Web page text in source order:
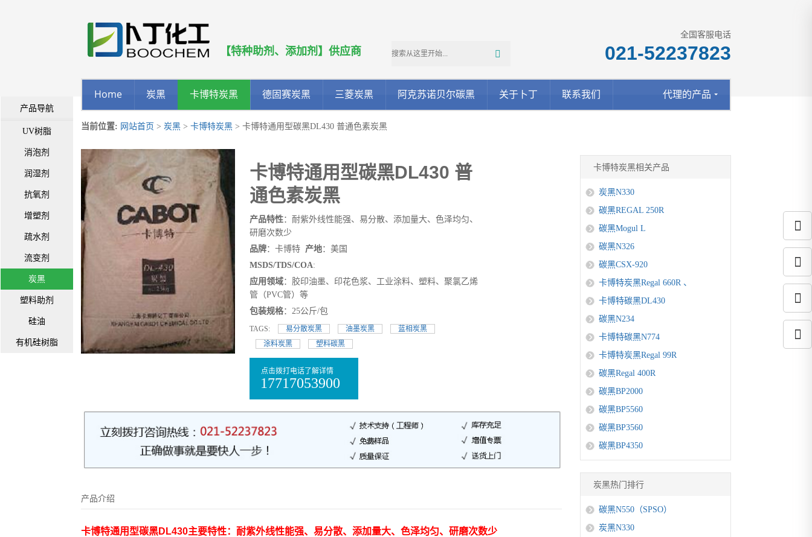
【特种助剂、添加剂】供应商
全国客服电话
021-52237823
Home 炭黑 卡博特炭黑 德固赛炭黑 三菱炭黑 阿克苏诺贝尔碳黑 关于卜丁 联系我们 代理的产品
当前位置: 网站首页 >炭黑 >卡博特炭黑 > 卡博特通用型碳黑DL430 普通色素炭黑
卡博特通用型碳黑DL430 普
通色素炭黑
产品特性：耐紫外线性能强、易分散、添加量大、色泽均匀、
研磨次数少
品牌：卡博特 产地：美国
MSDS/TDS/COA:
应用领域：胶印油墨、印花色浆、工业涂料、塑料、聚氯乙烯
管（PVC管）等
包装规格：25公斤/包
TAGS: 易分散炭黑 油墨炭黑
蓝相炭黑
涂料炭黑
塑料碳黑
点击拨打电话了解详情
17717053900
产品介绍
卡博特通用型碳黑DL430主要特性：耐紫外线性能强、易分散、添加量大、色泽均匀、研磨次数少
卡博特炭黑相关产品
炭黑N330
碳黑REGAL 250R
碳黑Mogul L
碳黑N326
碳黑CSX-920
卡博特炭黑Regal 660R 、
卡博特碳黑DL430
碳黑N234
卡博特碳黑N774
卡博特炭黑Regal 99R
碳黑Regal 400R
碳黑BP2000
碳黑BP5560
碳黑BP3560
碳黑BP4350
炭黑热门排行
碳黑N550（SPSO）
炭黑N330
产品导航
UV树脂
消泡剂
润湿剂
抗氧剂
增塑剂
疏水剂
流变剂
炭黑
塑料助剂
硅油
有机硅树脂